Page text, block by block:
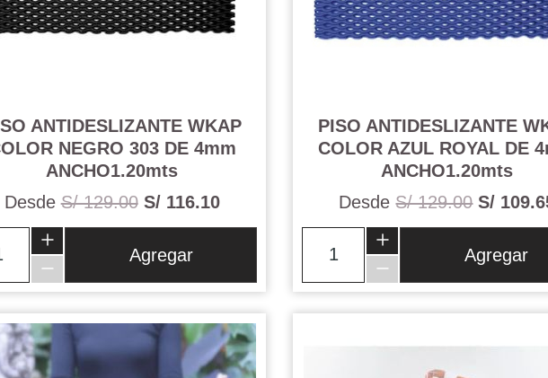
ANTIDESLIZANTE WKAP
NEGRO 303 DE 4mm
ANCHO1.20mts
DesdeS/ 129.00 S/ 116.10
Agregar
PISO ANTIDESLIZANTE
COLOR AZUL ROYAL DE
ANCHO1.20mts
DesdeS/ 129.00 S/
Agregar